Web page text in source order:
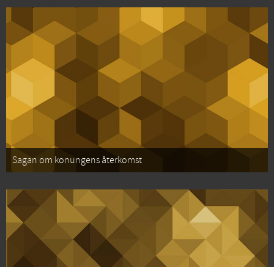
Sagan om konungens återkomst